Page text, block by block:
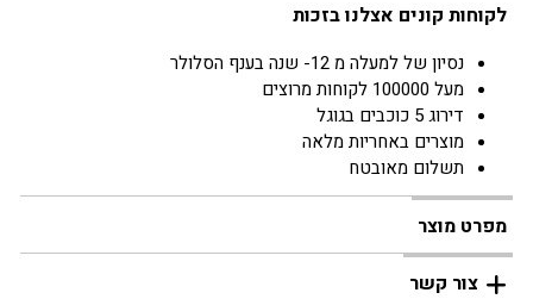
לקוחות קונים אצלנו בזכות
נסיון של למעלה מ 12- שנה בענף הסלולר
מעל 100000 לקוחות מרוצים
דירוג 5 כוכבים בגוגל
מוצרים באחריות מלאה
תשלום מאובטח
מפרט מוצר
צור קשר